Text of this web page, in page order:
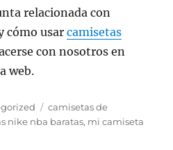
relacionada con
cómo usarcamisetas
con nosotros en
web.
Etiquetas
camisetas de
nike nba baratas, mi camiseta